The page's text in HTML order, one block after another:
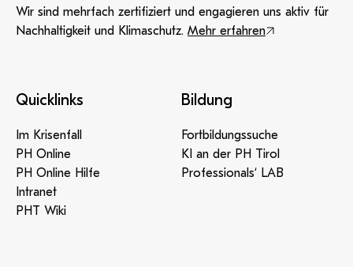
Wir sind mehrfach zertifiziert und engagieren uns aktiv für
Nachhaltigkeit und Klimaschutz. Mehr erfahren
Quicklinks
Im Krisenfall
PH Online
PH Online Hilfe
Intranet
PHT Wiki
Bildung
Fortbildungssuche
KI an der PH Tirol
Professionals‘ LAB